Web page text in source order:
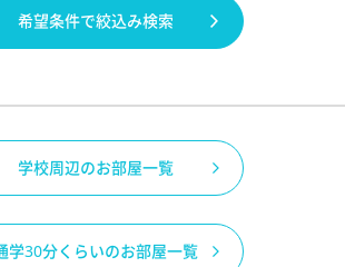
希望条件で絞込み検索
学校周辺のお部屋一覧
学30分くらいのお部屋一覧